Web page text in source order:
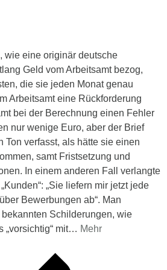
wie eine originär deutsche
Geld vom Arbeitsamt bezog,
die sie jeden Monat genau
Arbeitsamt eine Rückforderung
bei der Berechnung einen Fehler
nur wenige Euro, aber der Brief
Ton verfasst, als hätte sie einen
samt Fristsetzung und
In einem anderen Fall verlangte
„Sie liefern mir jetzt jede
Bewerbungen ab“. Man
Schilderungen, wie
„vorsichtig“ mit… Mehr